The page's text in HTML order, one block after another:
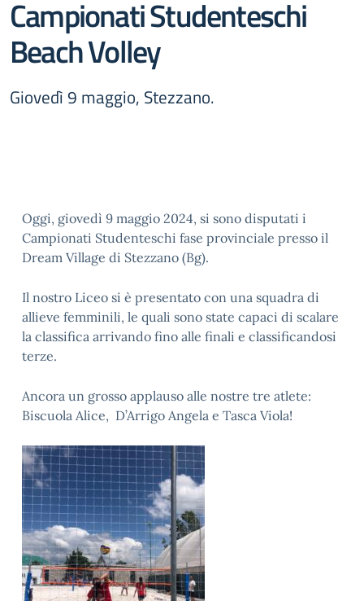
Campionati Studenteschi
Beach Volley
Giovedì 9 maggio, Stezzano.
Oggi, giovedì 9 maggio 2024, si sono disputati i
Campionati Studenteschi fase provinciale presso il
Dream Village di Stezzano (Bg).
Il nostro Liceo si è presentato con una squadra di
allieve femminili, le quali sono state capaci di scalare
la classifica arrivando fino alle finali e classificandosi
terze.
Ancora un grosso applauso alle nostre tre atlete:
Biscuola Alice, D’Arrigo Angela e Tasca Viola!